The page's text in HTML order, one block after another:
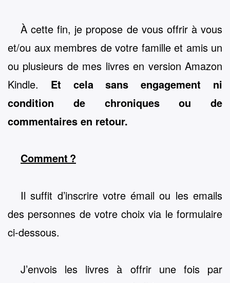
À cette fin, je propose de vous offrir à vous
et/ou aux membres de votre famille et amis un
ou plusieurs de mes livres en version Amazon
Kindle. Et cela sans engagement ni
condition de chroniques ou de
commentaires en retour.
Comment ?
Il suffit d’inscrire votre émail ou les emails
des personnes de votre choix via le formulaire
ci-dessous.
J’envois les livres à offrir une fois par